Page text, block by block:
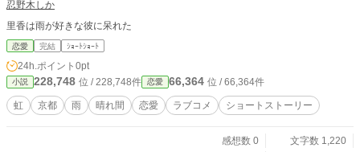
忍野木しか
里香は雨が好きな彼に呆れた
恋愛 完結 ｼｮｰﾄｼｮｰﾄ
24h.ポイント 0pt
小説 228,748 位 / 228,748件 恋愛 66,364 位 / 66,364件
虹 京都 雨 晴れ間 恋愛 ラブコメ ショートストーリー
感想数 0
文字数 1,220